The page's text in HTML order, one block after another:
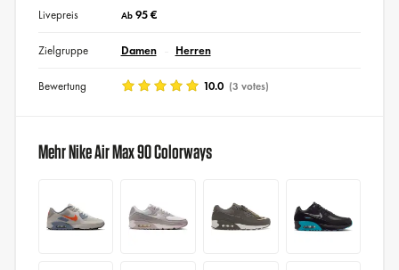
Livepreis Ab95 €
Zielgruppe Damen Herren
Bewertung 10.0 (3 votes)
Mehr Nike Air Max 90 Colorways